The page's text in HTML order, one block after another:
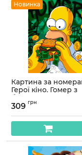
Новинка
Картина за
Герої кіно. Гомер з
бургером 40*50 см
Орігамі LW 3526
Артикул:LW3526
309 грн